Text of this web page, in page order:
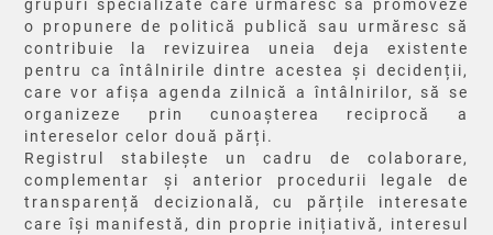
grupuri specializate care urmăresc să promoveze
o propunere de politică publică sau urmăresc să
contribuie la revizuirea uneia deja existente
pentru ca întâlnirile dintre acestea și decidenții,
care vor afișa agenda zilnică a întâlnirilor, să se
organizeze prin cunoașterea reciprocă a
intereselor celor două părți.
Registrul stabilește un cadru de colaborare,
complementar și anterior procedurii legale de
transparență decizională, cu părțile interesate
care își manifestă, din proprie inițiativă, interesul